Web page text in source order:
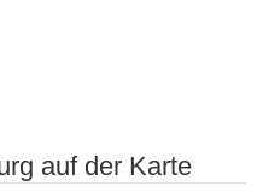
auf der Karte